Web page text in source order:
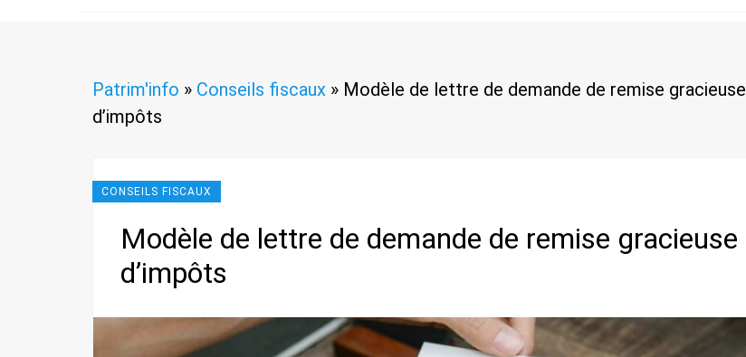
Patrim'info » Conseils fiscaux » Modèle de lettre de demande de remise gracieuse
d’impôts
CONSEILS FISCAUX
Modèle de lettre de demande de remise gracieuse
d’impôts